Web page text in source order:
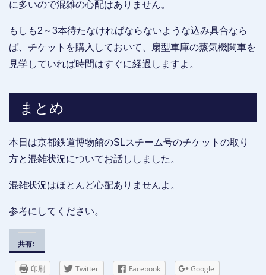
に多いので混雑の心配はありません。
もしも2～3本待たなければならないような込み具合なら
ば、チケットを購入しておいて、扇型車庫の蒸気機関車を
見学していれば時間はすぐに経過しますよ。
まとめ
本日は京都鉄道博物館のSLスチーム号のチケットの取り
方と混雑状況についてお話ししました。
混雑状況はほとんど心配ありませんよ。
参考にしてください。
共有:
印刷 Twitter Facebook Google